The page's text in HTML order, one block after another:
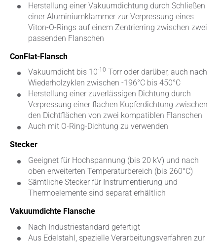
Herstellung einer Vakuumdichtung durch Schließen
einer Aluminiumklammer zur Verpressung eines
Viton-O-Rings auf einem Zentrierring zwischen zwei
passenden Flanschen
ConFlat-Flansch
Vakuumdicht bis 10-10 Torr oder darüber, auch nach
Wiederholzyklen zwischen -196°C bis 450°C
Herstellung einer zuverlässigen Dichtung durch
Verpressung einer flachen Kupferdichtung zwischen
den Dichtflächen von zwei kompatiblen Flanschen
Auch mit O-Ring-Dichtung zu verwenden
Stecker
Geeignet für Hochspannung (bis 20 kV) und nach
oben erweiterten Temperaturbereich (bis 260°C)
Sämtliche Stecker für Instrumentierung und
Thermoelemente sind separat erhältlich
Vakuumdichte Flansche
Nach Industriestandard gefertigt
Aus Edelstahl, spezielle Verarbeitungsverfahren zur